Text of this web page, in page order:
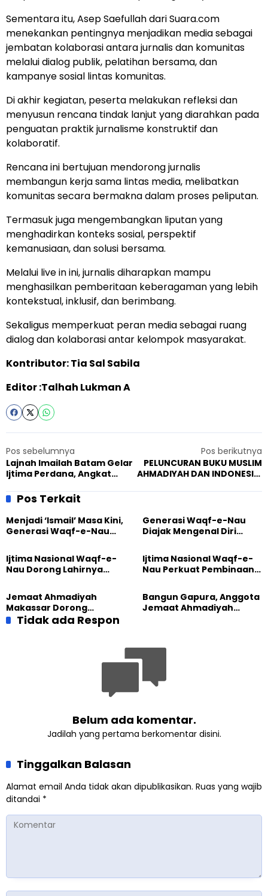
Sementara itu, Asep Saefullah dari Suara.com
menekankan pentingnya menjadikan media sebagai
jembatan kolaborasi antara jurnalis dan komunitas
melalui dialog publik, pelatihan bersama, dan
kampanye sosial lintas komunitas.
Di akhir kegiatan, peserta melakukan refleksi dan
menyusun rencana tindak lanjut yang diarahkan pada
penguatan praktik jurnalisme konstruktif dan
kolaboratif.
Rencana ini bertujuan mendorong jurnalis
membangun kerja sama lintas media, melibatkan
komunitas secara bermakna dalam proses peliputan.
Termasuk juga mengembangkan liputan yang
menghadirkan konteks sosial, perspektif
kemanusiaan, dan solusi bersama.
Melalui live in ini, jurnalis diharapkan mampu
menghasilkan pemberitaan keberagaman yang lebih
kontekstual, inklusif, dan berimbang.
Sekaligus memperkuat peran media sebagai ruang
dialog dan kolaborasi antar kelompok masyarakat.
Kontributor: Tia Sal Sabila
Editor :Talhah Lukman A
Pos sebelumnya
Lajnah Imailah Batam Gelar
Ijtima Perdana, Angkat
Pos berikutnya
PELUNCURAN BUKU MUSLIM
AHMADIYAH DAN INDONESIA:
& KERJA KEMANUSIAAN
Pos Terkait
Menjadi ‘Ismail’ Masa Kini,
Generasi Waqf-e-Nau
Pengabdian
Generasi Waqf-e-Nau
Diajak Mengenal Diri
Dunia
Ijtima Nasional Waqf-e-
Nau Dorong Lahirnya
Ijtima Nasional Waqf-e-
Nau Perkuat Pembinaan
Jemaat Ahmadiyah
Makassar Dorong
Kesadaran Lingkungan
Lewat Edukasi Ekoteologi
Bangun Gapura, Anggota
Jemaat Ahmadiyah
Tidak ada Respon
Belum ada komentar.
Jadilah yang pertama berkomentar disini.
Tinggalkan Balasan
Alamat email Anda tidak akan dipublikasikan. Ruas yang wajib
ditandai *